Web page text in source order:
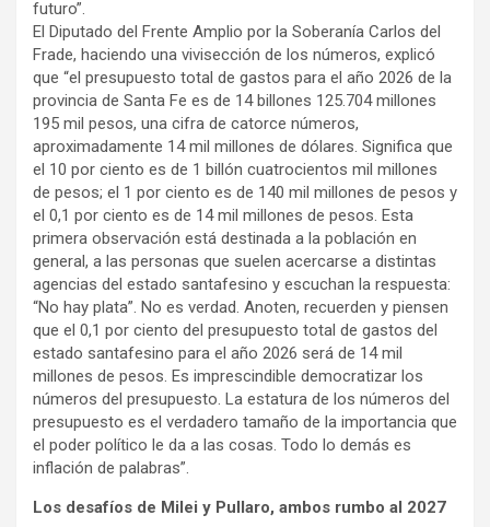
futuro”.
El Diputado del Frente Amplio por la Soberanía Carlos del
Frade, haciendo una vivisección de los números, explicó
que “el presupuesto total de gastos para el año 2026 de la
provincia de Santa Fe es de 14 billones 125.704 millones
195 mil pesos, una cifra de catorce números,
aproximadamente 14 mil millones de dólares. Significa que
el 10 por ciento es de 1 billón cuatrocientos mil millones
de pesos; el 1 por ciento es de 140 mil millones de pesos y
el 0,1 por ciento es de 14 mil millones de pesos. Esta
primera observación está destinada a la población en
general, a las personas que suelen acercarse a distintas
agencias del estado santafesino y escuchan la respuesta:
“No hay plata”. No es verdad. Anoten, recuerden y piensen
que el 0,1 por ciento del presupuesto total de gastos del
estado santafesino para el año 2026 será de 14 mil
millones de pesos. Es imprescindible democratizar los
números del presupuesto. La estatura de los números del
presupuesto es el verdadero tamaño de la importancia que
el poder político le da a las cosas. Todo lo demás es
inflación de palabras”.
Los desafíos de Milei y Pullaro, ambos rumbo al 2027